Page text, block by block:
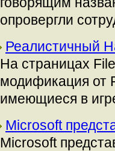
опровергли
Реалистичный
На страницах
модификация от
имеющиеся в
Microsoft
Microsoft